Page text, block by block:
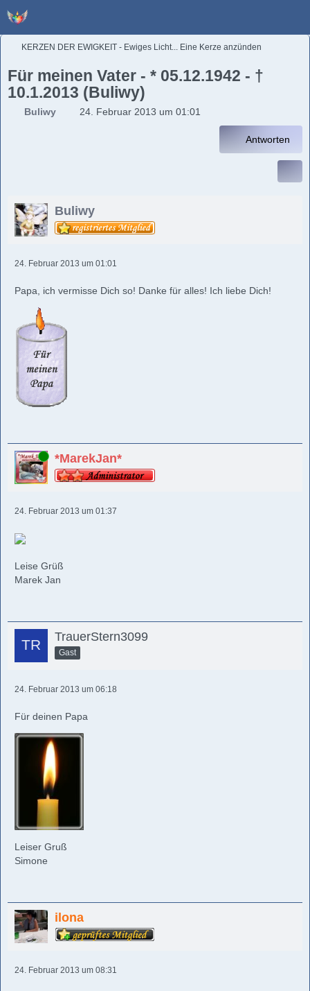
KERZEN DER EWIGKEIT - Ewiges Licht... Eine Kerze anzünden
Für meinen Vater - * 05.12.1942 - †
10.1.2013 (Buliwy)
Buliwy 24. Februar 2013 um 01:01
Antworten
Buliwy
24. Februar 2013 um 01:01
Papa, ich vermisse Dich so! Danke für alles! Ich liebe Dich!
Online *MarekJan*
24. Februar 2013 um 01:37
Leise Grüß
Marek Jan
TrauerStern3099
Gast
24. Februar 2013 um 06:18
Für deinen Papa
Leiser Gruß
Simone
ilona
24. Februar 2013 um 08:31